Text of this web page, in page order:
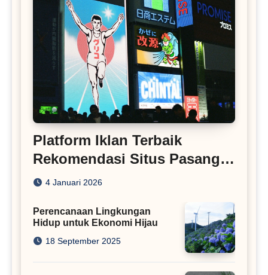
Platform Iklan Terbaik
Rekomendasi Situs Pasang
Iklan
4 Januari 2026
Perencanaan Lingkungan
Hidup untuk Ekonomi Hijau
18 September 2025